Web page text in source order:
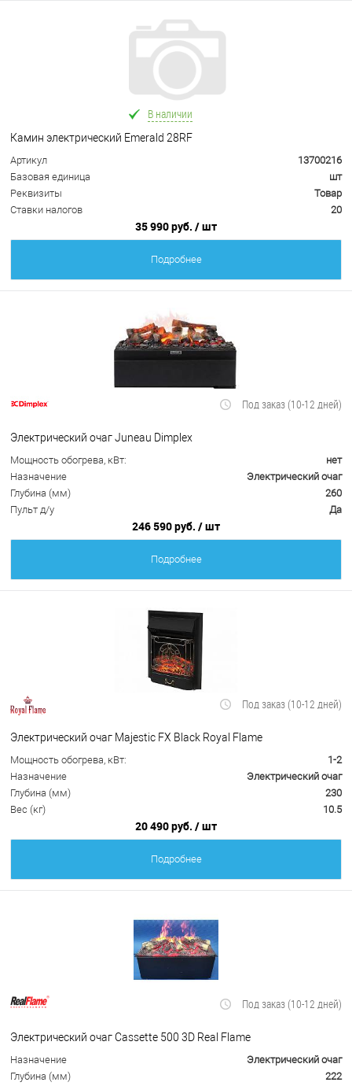
В наличии
Камин электрический Emerald 28RF
Артикул
13700216
Базовая единица
шт
Реквизиты
Товар
Ставки налогов
20
35 990 руб. / шт
Подробнее
Под заказ (10-12 дней)
Электрический очаг Juneau Dimplex
Мощность обогрева, кВт:
нет
Назначение
Электрический очаг
Глубина (мм)
260
Пульт д/у
Да
246 590 руб. / шт
Подробнее
Под заказ (10-12 дней)
Электрический очаг Majestic FX Black Royal Flame
Мощность обогрева, кВт:
1-2
Назначение
Электрический очаг
Глубина (мм)
230
Вес (кг)
10.5
20 490 руб. / шт
Подробнее
Под заказ (10-12 дней)
Электрический очаг Cassette 500 3D Real Flame
Назначение
Электрический очаг
Глубина (мм)
222